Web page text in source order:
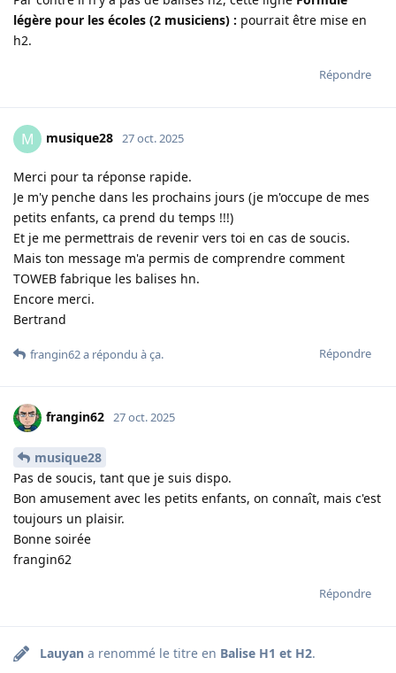
légère pour les écoles (2 musiciens) : pourrait être mise en
h2.
Répondre
M musique28 27 oct. 2025
Merci pour ta réponse rapide.
Je m'y penche dans les prochains jours (je m'occupe de mes
petits enfants, ca prend du temps !!!)
Et je me permettrais de revenir vers toi en cas de soucis.
Mais ton message m'a permis de comprendre comment
TOWEB fabrique les balises hn.
Encore merci.
Bertrand
Répondre
frangin62a répondu à ça.
frangin62 27 oct. 2025
musique28
Pas de soucis, tant que je suis dispo.
Bon amusement avec les petits enfants, on connaît, mais c'est
toujours un plaisir.
Bonne soirée
frangin62
Répondre
Lauyan a renommé le titre en Balise H1 et H2.